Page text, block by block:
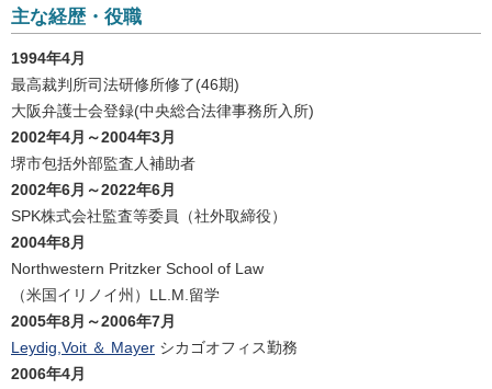
主な経歴・役職
1994年4月
最高裁判所司法研修所修了(46期)
大阪弁護士会登録(中央総合法律事務所入所)
2002年4月～2004年3月
堺市包括外部監査人補助者
2002年6月～2022年6月
SPK株式会社監査等委員（社外取締役）
2004年8月
Northwestern Pritzker School of Law
（米国イリノイ州）LL.M.留学
2005年8月～2006年7月
Leydig,Voit ＆ Mayer シカゴオフィス勤務
2006年4月